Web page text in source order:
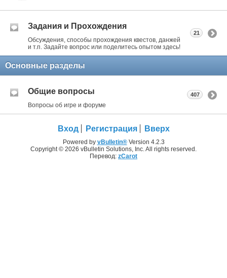
Задания и Прохождения
Обсуждения, способы прохождения квестов, данжей
и т.п. Задайте вопрос или поделитесь опытом здесь!
21
Основные разделы
Общие вопросы
Вопросы об игре и форуме
407
Вход Регистрация Вверх
Powered by vBulletin®Version 4.2.3
Copyright © 2026 vBulletin Solutions, Inc. All rights reserved.
Перевод: zCarot